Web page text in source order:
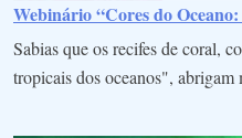
Webinário “Cores do
Sabias que os recifes de coral,
tropicais dos oceanos",